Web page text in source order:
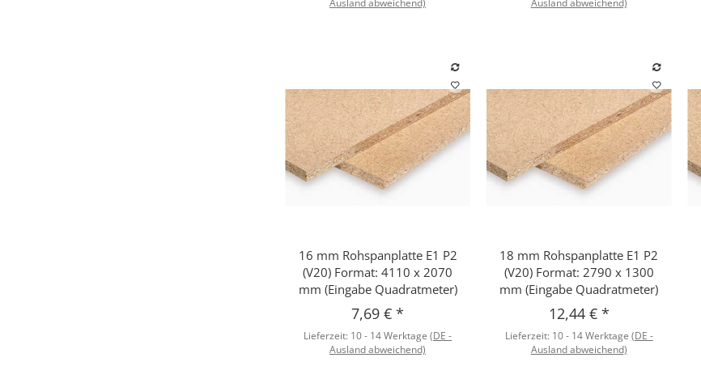
Schnellkauf
16 mm Rohspanplatte E1 P2
(V20) Format: 4110 x 2070
mm (Eingabe Quadratmeter)
7,69 €*
Lieferzeit: 10 - 14 Werktage(DE -
Ausland abweichend)
Schnellkauf
18 mm Rohspanplatte E1 P2
(V20) Format: 2790 x 1300
mm (Eingabe Quadratmeter)
12,44 € *
Lieferzeit: 10 - 14 Werktage (DE -
Ausland abweichend)